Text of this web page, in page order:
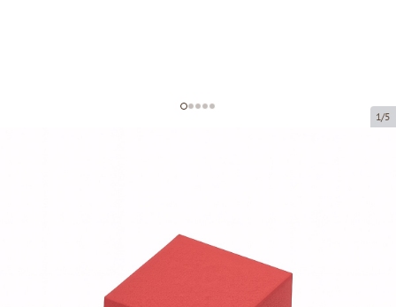
1/5
320 g/m2